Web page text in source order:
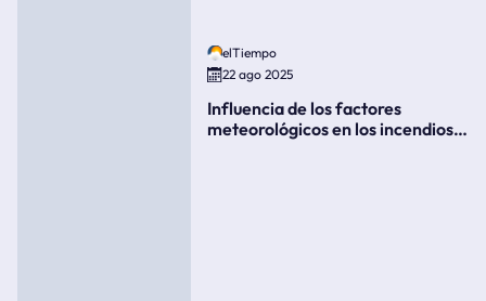
elTiempo
22 ago 2025
Influencia de los factores
meteorológicos en los incendios